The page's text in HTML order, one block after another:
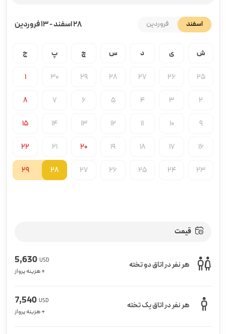
اسفند فروردین 28 اسفند -13 فروردین
ش ی د س چ پ ج
25
26
27
28
29
30
1
2
3
4
5
6
7
8
9
10
11
12
13
14
15
16
17
18
19
20
21
22
23
24
25
26
27
28
29
قیمت
هر نفر در اتاق دو تخته USD
5,630
+ هزینه پرواز
هر نفر در اتاق یک تخته USD
7,540
+ هزینه پرواز